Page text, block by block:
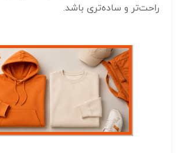
راحت‌تر و ساده‌تری باشد.